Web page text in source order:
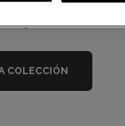
tu figura y ¡escoge de
que te moldeará
COLECCIÓN